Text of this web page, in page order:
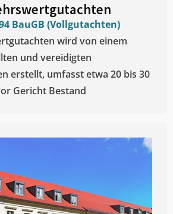
BauGB (Vollgutachten)
wird von einem
und vereidigten
erstellt, umfasst etwa 20 bis 30
Gericht Bestand